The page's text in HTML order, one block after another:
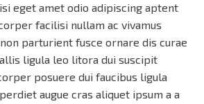
eget amet odio adipiscing aptent
facilisi nullam ac vivamus
parturient fusce ornare dis curae
ligula leo litora dui suscipit
posuere dui faucibus ligula
augue cras aliquet ipsum a a